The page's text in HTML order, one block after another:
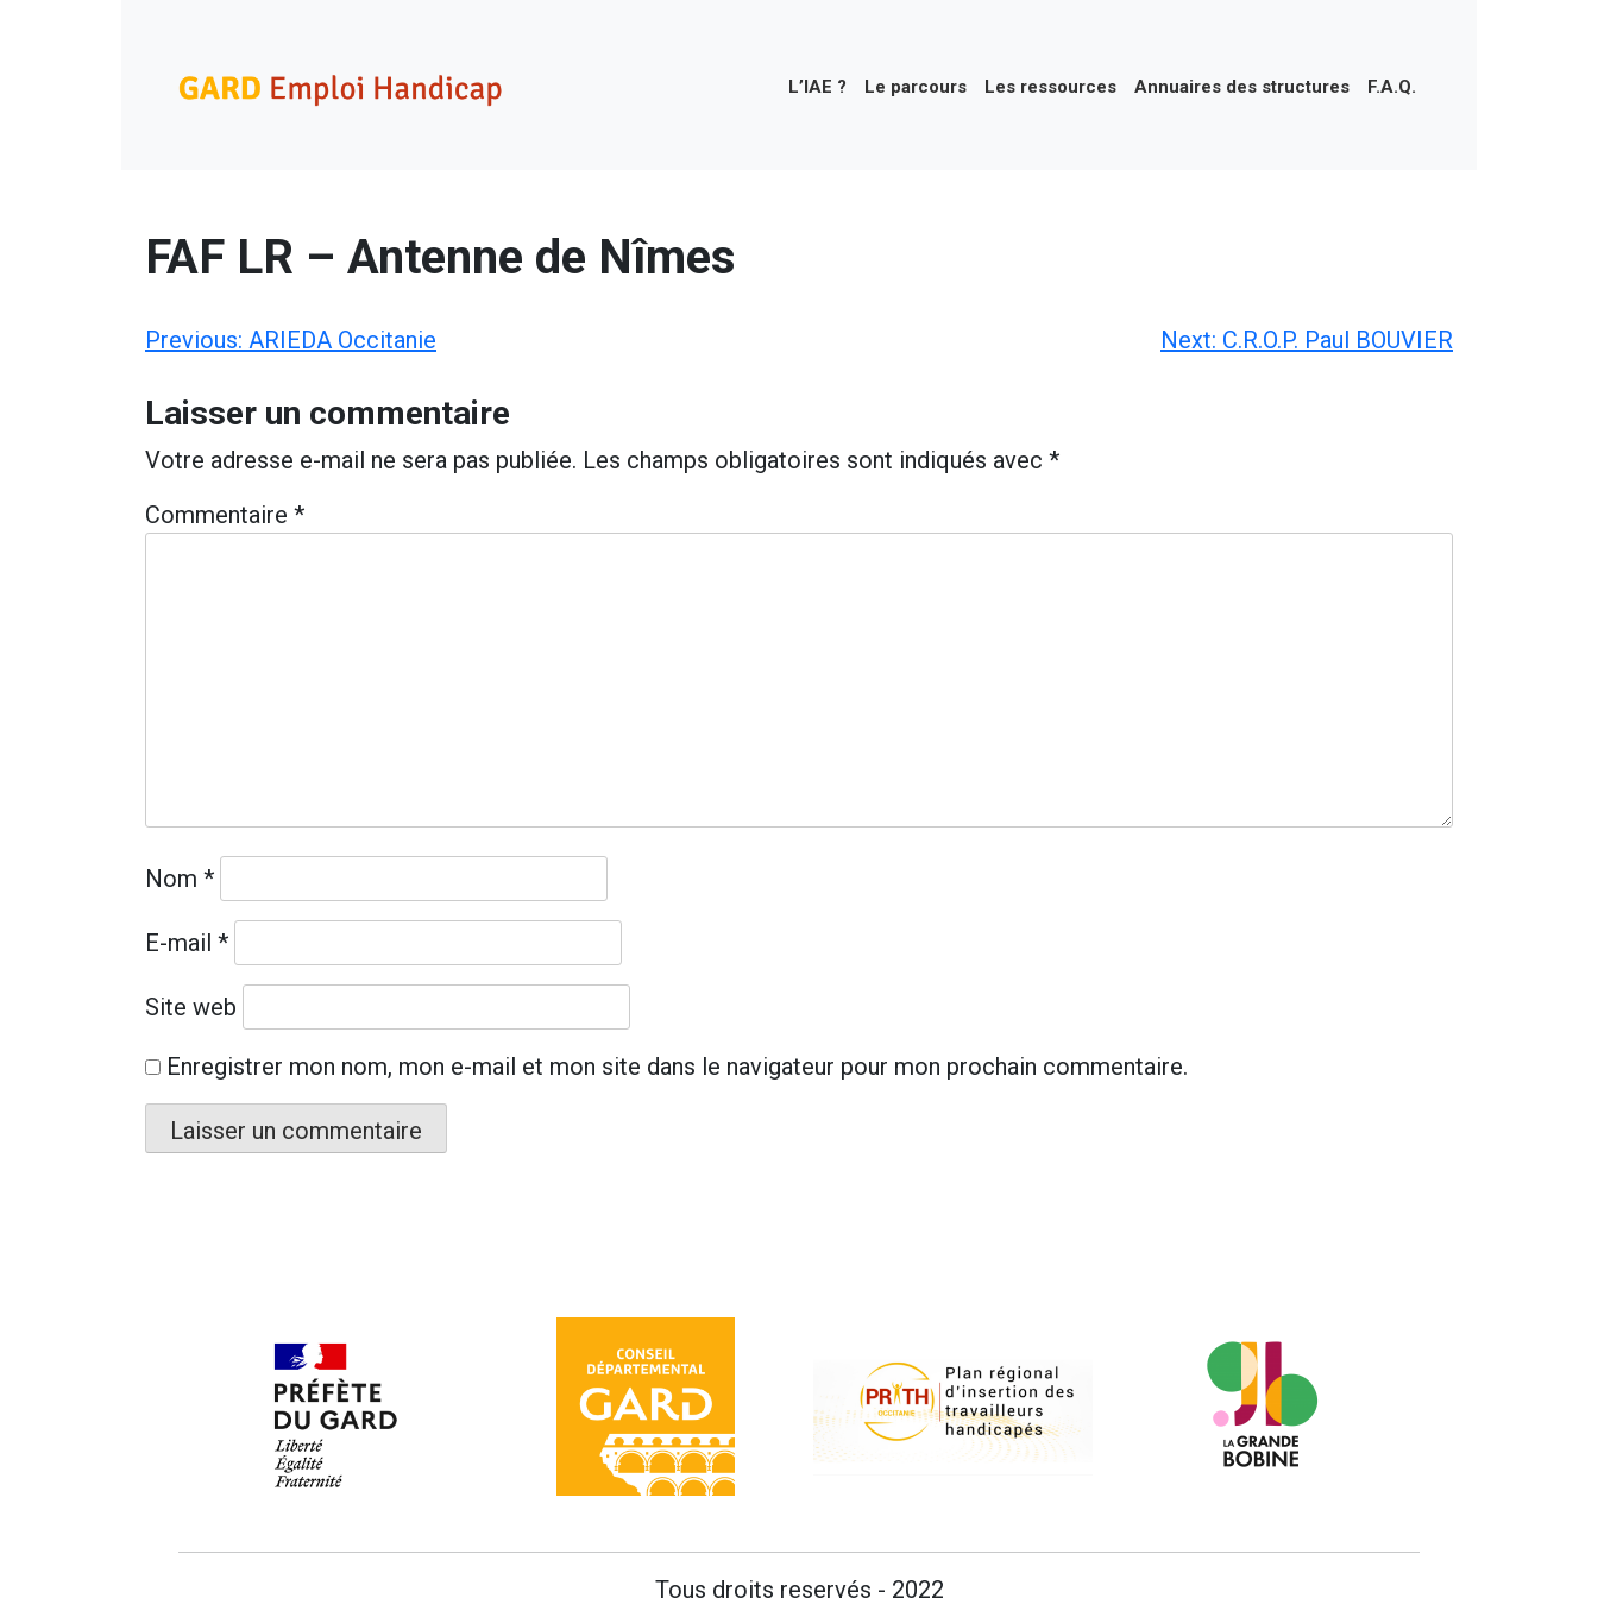
content
L’IAE ? Le parcours Les ressources Annuaires des structures F.A.Q.
FAF LR – Antenne de Nîmes
Navigation
de
l’article
Previous: ARIEDA Occitanie Next: C.R.O.P. Paul BOUVIER
Laisser un commentaire
Votre adresse e-mail ne sera pas publiée. Les champs obligatoires sont indiqués avec *
Commentaire *
Nom *
E-mail *
Site web
Enregistrer mon nom, mon e-mail et mon site dans le navigateur pour mon prochain commentaire.
Tous droits reservés - 2022